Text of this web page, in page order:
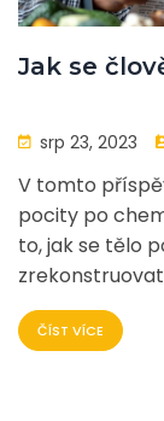
Jak se
srp 23, 2023
V tomto
pocity po
to, jak se tělo
náročnou
a psychický
ČÍST VÍCE